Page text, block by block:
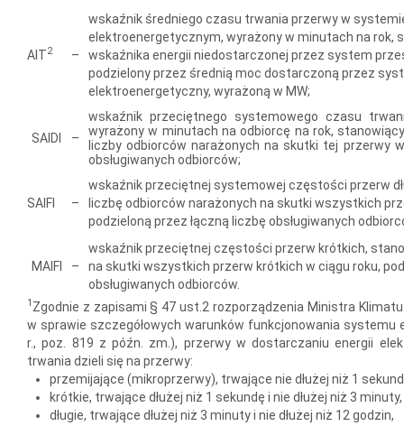
AIT2 –
wskaźnik średniego czasu trwania przerwy w
elektroenergetycznym, wyrażony w minutach na rok,
wskaźnika energii niedostarczonej przez system
podzielony przez średnią moc dostarczoną przez
elektroenergetyczny, wyrażoną w MW;
SAIDI –
wskaźnik przeciętnego systemowego czasu
wyrażony w minutach na odbiorcę na rok,
liczby odbiorców narażonych na skutki tej przerwy
obsługiwanych odbiorców;
SAIFI –
wskaźnik przeciętnej systemowej częstości przerw
liczbę odbiorców narażonych na skutki wszystkich
podzieloną przez łączną liczbę obsługiwanych
MAIFI –
wskaźnik przeciętnej częstości przerw krótkich,
na skutki wszystkich przerw krótkich w ciągu roku,
obsługiwanych odbiorców.
1 Zgodnie z zapisami § 47 ust.2 rozporządzenia Ministra
w sprawie szczegółowych warunków funkcjonowania systemu
r., poz. 819 z późn. zm.), przerwy w dostarczaniu energii
trwania dzieli się na przerwy:
przemijające (mikroprzerwy), trwające nie dłużej niż 1
krótkie, trwające dłużej niż 1 sekundę i nie dłużej niż 3 minuty,
długie, trwające dłużej niż 3 minuty i nie dłużej niż 12 godzin,